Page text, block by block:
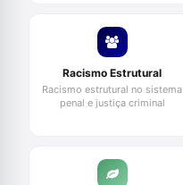
Racismo Estrutural
Racismo estrutural no sistema
penal e justiça criminal